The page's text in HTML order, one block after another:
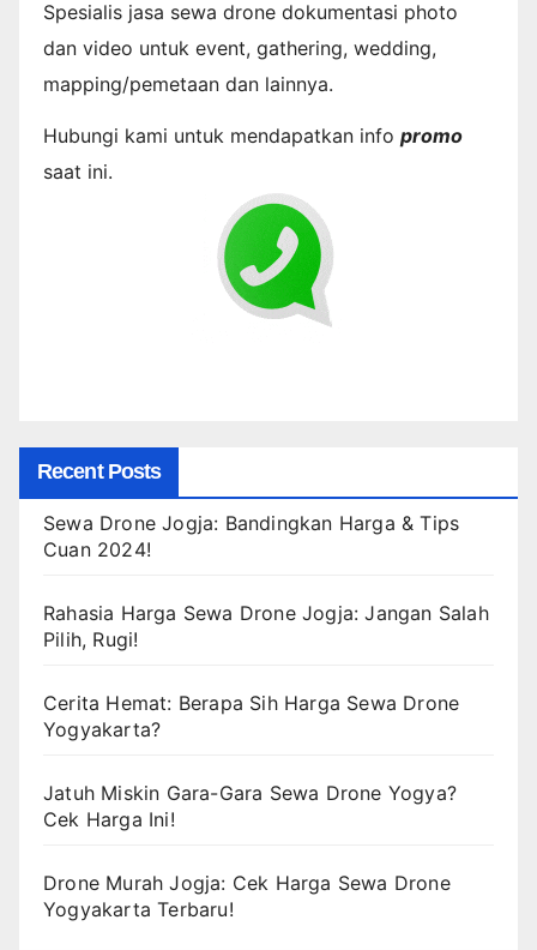
Spesialis jasa sewa drone dokumentasi photo
dan video untuk event, gathering, wedding,
mapping/pemetaan dan lainnya.
Hubungi kami untuk mendapatkan info promo
saat ini.
Recent Posts
Sewa Drone Jogja: Bandingkan Harga & Tips
Cuan 2024!
Rahasia Harga Sewa Drone Jogja: Jangan Salah
Pilih, Rugi!
Cerita Hemat: Berapa Sih Harga Sewa Drone
Yogyakarta?
Jatuh Miskin Gara-Gara Sewa Drone Yogya?
Cek Harga Ini!
Drone Murah Jogja: Cek Harga Sewa Drone
Yogyakarta Terbaru!